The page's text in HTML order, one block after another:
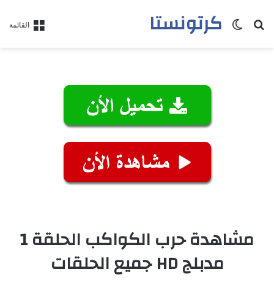
القائمة كرتونستابحث عنالوضع المظلم
مشاهدة حرب الكواكب الحلقة 1
مدبلج HD جميع الحلقات